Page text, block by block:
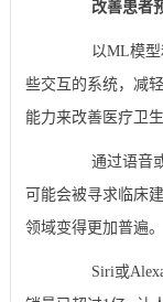
改善患者预
以ML模型和
些交互的系统，减
能力来改善医疗卫
通过语音或
可能会被寻求临床
领域变得更加普遍。
Siri或Alexa